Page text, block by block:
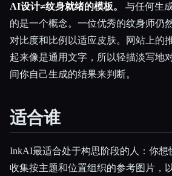
AI设计≠纹身就绪的模板。
与任何生
的是一个概念。一位优秀的纹身师仍
对比度和比例以适应皮肤。网站上的
起来像是通用文字，所以轻描淡写地
间你自己生成的结果来判断。
适合谁
InkAI最适合处于构思阶段的人：你想
收集按主题和位置组织的参考图片，